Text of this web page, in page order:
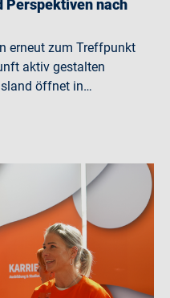
nach
erneut zum Treffpunkt
aktiv gestalten
öffnet in…